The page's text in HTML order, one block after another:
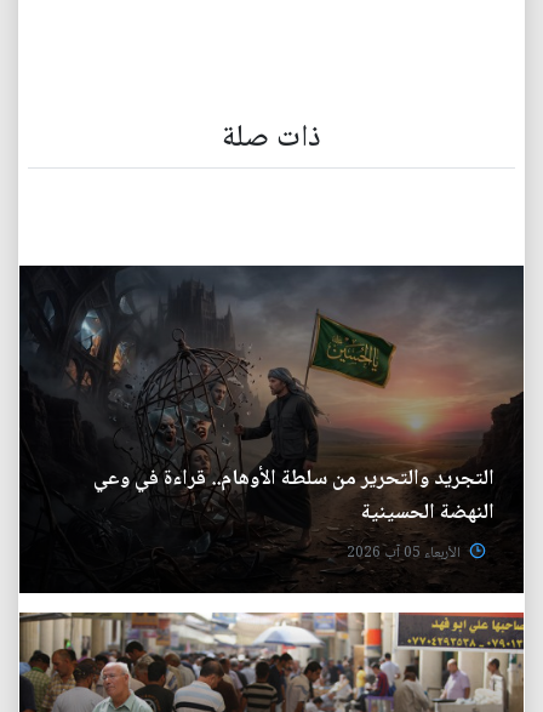
ذات صلة
التجريد والتحرير من سلطة الأوهام.. قراءة في وعي
النهضة الحسينية
الأربعاء 05 آب 2026